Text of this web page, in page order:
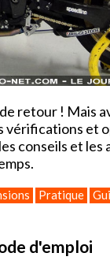
retour ! Mais
vérifications et
conseils et les
Pratique
d'emploi